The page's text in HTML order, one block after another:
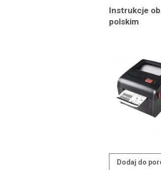
Instrukcje
polskim
Dodaj do